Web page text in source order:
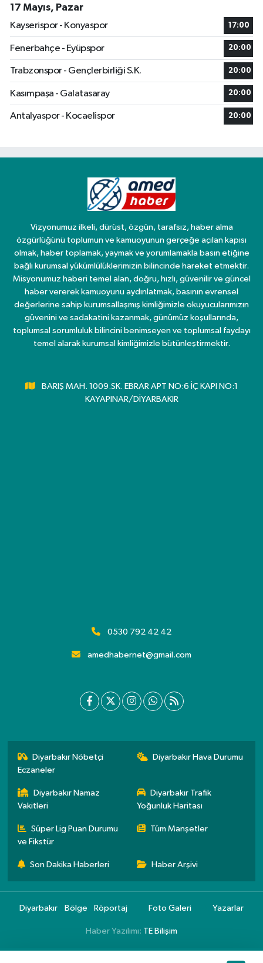
17 Mayıs, Pazar
Kayserispor - Konyaspor
17:00
Fenerbahçe - Eyüpspor 20:00
Trabzonspor - Gençlerbirliği S.K. 20:00
Kasımpaşa - Galatasaray 20:00
Antalyaspor - Kocaelispor 20:00
Vizyonumuz ilkeli, dürüst, özgün, tarafsız, haber alma
özgürlüğünü toplumun ve kamuoyunun gerçeğe açılan kapısı
olmak, haber toplamak, yaymak ve yorumlamakla basın etiğine
bağlı kurumsal yükümlülüklerimizin bilincinde hareket etmektir.
Misyonumuz haberi temel alan, doğru, hızlı, güvenilir ve güncel
haber vererek kamuoyunu aydınlatmak, basının evrensel
değerlerine sahip kurumsallaşmış kimliğimizle okuyucularımızın
güvenini ve sadakatini kazanmak, günümüz koşullarında,
toplumsal sorumluluk bilincini benimseyen ve toplumsal faydayı
temel alarak kurumsal kimliğimizle bütünleştirmektir.
BARIŞ MAH. 1009.SK. EBRAR APT NO:6 İÇ KAPI NO:1
KAYAPINAR/DİYARBAKIR
0530 792 42 42
amedhabernet@gmail.com
Diyarbakır Nöbetçi
Eczaneler
Diyarbakır Hava Durumu
Diyarbakır Namaz
Vakitleri
Diyarbakır Trafik
Yoğunluk Haritası
Süper Lig Puan Durumu
ve Fikstür
Tüm Manşetler
Son Dakika Haberleri Haber Arşivi
Diyarbakır Bölge Röportaj Foto Galeri Yazarlar
Haber Yazılımı: TE Bilişim